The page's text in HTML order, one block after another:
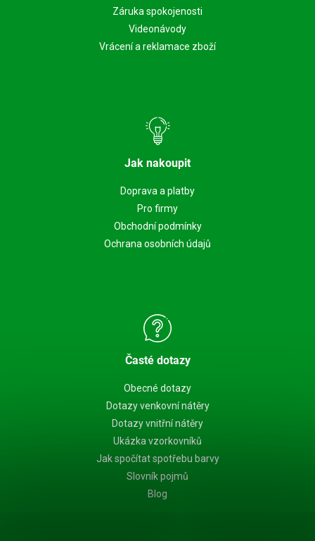
Záruka spokojenosti
Videonávody
Vrácení a reklamace zboží
Jak nakoupit
Doprava a platby
Pro firmy
Obchodní podmínky
Ochrana osobních údajů
Časté dotazy
Obecné dotazy
Dotazy venkovní nátěry
Dotazy vnitřní nátěry
Ukázka vzorkovníků
Jak spočítat spotřebu barvy
Slovník pojmů
Blog